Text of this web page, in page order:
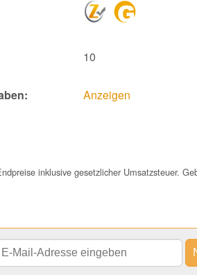
10
Anzeigen
inklusive gesetzlicher Umsatzsteuer.